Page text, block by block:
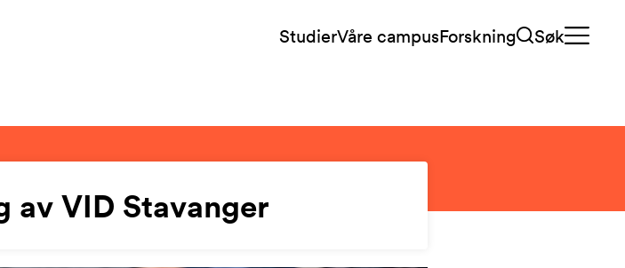
StudierVåre campusForskning Søk
av VID Stavanger